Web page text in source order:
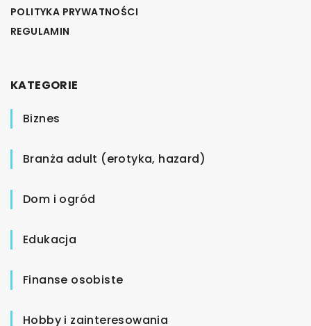
POLITYKA PRYWATNOŚCI
REGULAMIN
KATEGORIE
Biznes
Branża adult (erotyka, hazard)
Dom i ogród
Edukacja
Finanse osobiste
Hobby i zainteresowania